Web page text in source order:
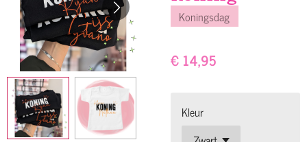
Koningsdag
€ 14,95
Kleur